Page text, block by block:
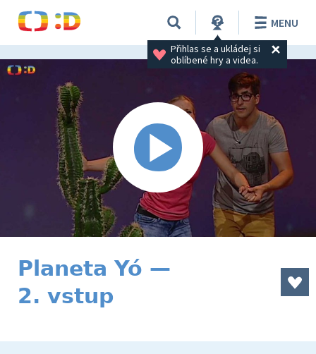
Přihlas se a ukládej si
oblíbené hry a videa.
MENU
Planeta Yó —
2. vstup